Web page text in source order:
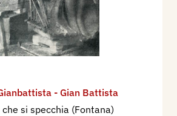
- Gian Battista
che si specchia (Fontana)